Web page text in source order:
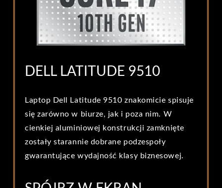
DELL LATITUDE 9510
Laptop Dell Latitude 9510 znakomicie spisuje
się zarówno w biurze, jak i poza nim. W
cienkiej aluminiowej konstrukcji zamknięte
zostały starannie dobrane podzespoły
gwarantujące wydajność klasy biznesowej.